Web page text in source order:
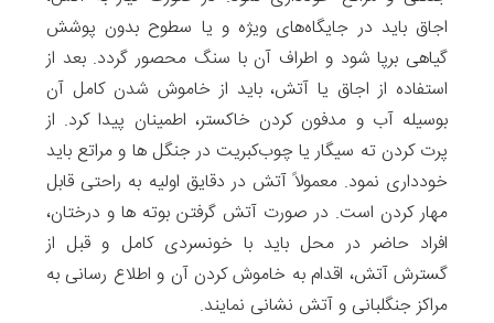
اجاق باید در جایگاه‌های ویژه و یا سطوح بدون پوشش
گیاهی برپا شود و اطراف آن با سنگ محصور گردد. بعد از
استفاده از اجاق یا آتش، باید از خاموش شدن کامل آن
بوسیله آب و مدفون کردن خاکستر، اطمینان پیدا کرد. از
پرت کردن ته سیگار یا چوب‌کبریت در جنگل ها و مراتع باید
خودداری نمود. معمولاً آتش در دقایق اولیه به راحتی قابل
مهار کردن است. در صورت آتش گرفتن بوته ها و درختان،
افراد حاضر در محل باید با خونسردی کامل و قبل از
گسترش آتش، اقدام به خاموش کردن آن و اطلاع رسانی به
مراکز جنگلبانی و آتش نشانی نمایند.